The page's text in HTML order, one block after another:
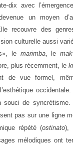
dix avec
un moyen
recouvre des
culturelle aussi
le marimba, le
plus récemment, le
de vue formel,
souci de syncrétisme.
pas sur une ligne
répété (ostinato),
mélodiques ont